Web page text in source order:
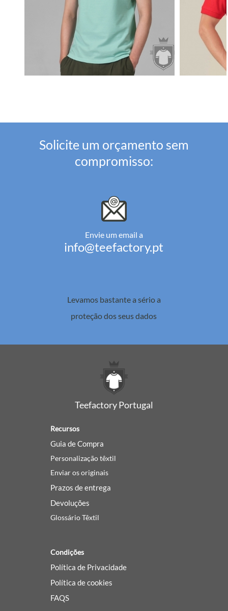
Solicite um orçamento sem
compromisso:
Envie um email a
info@teefactory.pt
Levamos bastante a sério a
proteção dos seus dados
Teefactory Portugal
Recursos
Guia de Compra
Personalização têxtil
Enviar os originais
Prazos de entrega
Devoluções
Glossário Têxtil
Condições
Política de Privacidade
Política de cookies
FAQS